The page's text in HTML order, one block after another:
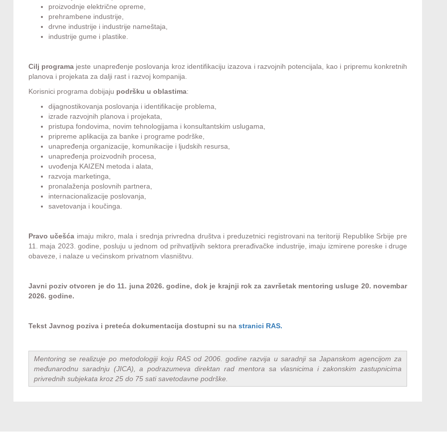
proizvodnje električne opreme,
prehrambene industrije,
drvne industrije i industrije nameštaja,
industrije gume i plastike.
Cilj programa jeste unapređenje poslovanja kroz identifikaciju izazova i razvojnih potencijala, kao i pripremu konkretnih
planova i projekata za dalji rast i razvoj kompanija.
Korisnici programa dobijaju podršku u oblastima:
dijagnostikovanja poslovanja i identifikacije problema,
izrade razvojnih planova i projekata,
pristupa fondovima, novim tehnologijama i konsultantskim uslugama,
pripreme aplikacija za banke i programe podrške,
unapređenja organizacije, komunikacije i ljudskih resursa,
unapređenja proizvodnih procesa,
uvođenja KAIZEN metoda i alata,
razvoja marketinga,
pronalaženja poslovnih partnera,
internacionalizacije poslovanja,
savetovanja i koučinga.
Pravo učešća imaju mikro, mala i srednja privredna društva i preduzetnici registrovani na teritoriji Republike Srbije pre
11. maja 2023. godine, posluju u jednom od prihvatljivih sektora prerađivačke industrije, imaju izmirene poreske i druge
obaveze, i nalaze u većinskom privatnom vlasništvu.
Javni poziv otvoren je do 11. juna 2026. godine, dok je krajnji rok za završetak mentoring usluge 20. novembar
2026. godine.
Tekst Javnog poziva i preteća dokumentacija dostupni su na stranici RAS.
Mentoring se realizuje po metodologiji koju RAS od 2006. godine razvija u saradnji sa Japanskom agencijom za
međunarodnu saradnju (JICA), a podrazumeva direktan rad mentora sa vlasnicima i zakonskim zastupnicima
privrednih subjekata kroz 25 do 75 sati savetodavne podrške.